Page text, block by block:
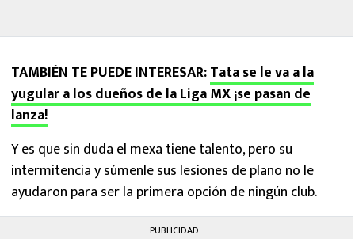
TAMBIÉN TE PUEDE INTERESAR:Tata se le va a la
yugular a los dueños de la Liga MX ¡se pasan de
lanza!
Y es que sin duda el mexa tiene talento, pero su
intermitencia y súmenle sus lesiones de plano no le
ayudaron para ser la primera opción de ningún club.
PUBLICIDAD